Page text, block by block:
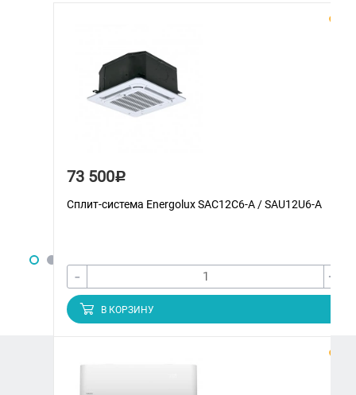
73 500Р
Сплит-система Energolux SAС12С6-A / SAU12U6-A
- +
В КОРЗИНУ